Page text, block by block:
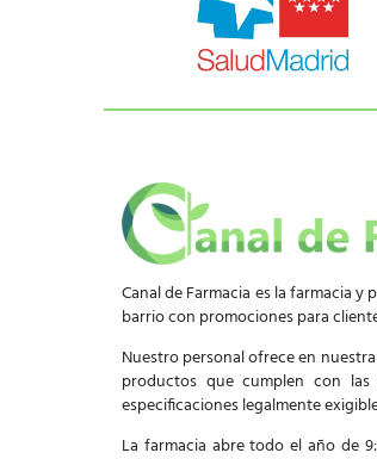
Canal de Farmacia es la farmacia
barrio con promociones para
Nuestro personal ofrece en
productos que cumplen con
especificaciones legalmente
La farmacia abre todo el año de